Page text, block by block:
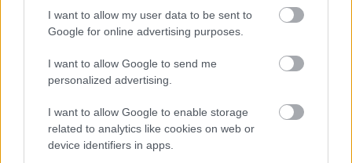
I want to allow my user data to be sent to
Google for online advertising purposes.
I want to allow Google to send me
personalized advertising.
I want to allow Google to enable storage
related to analytics like cookies on web or
device identifiers in apps.
– De nem a víz helyett… Csak tejet raktál bele? Akkor ez
most egy pohár tej tea filterrel?
és akkor csinálj egy olyan teát, amilyet nekem kellett
Az nem derül ki a videóból, hogy Breen szándékosan
vicceli-e meg, vagy sem, de a lényeg: hogyha egyszer